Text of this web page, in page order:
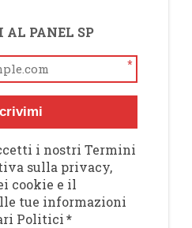
AL PANEL SP
*
i nostri Termini
sulla privacy,
cookie e il
tue informazioni
Politici*